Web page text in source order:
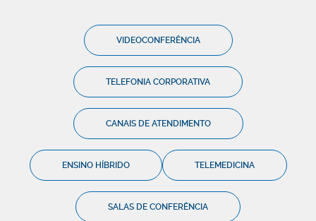
VIDEOCONFERÊNCIA
TELEFONIA CORPORATIVA
CANAIS DE ATENDIMENTO
ENSINO HÍBRIDO TELEMEDICINA
SALAS DE CONFERÊNCIA